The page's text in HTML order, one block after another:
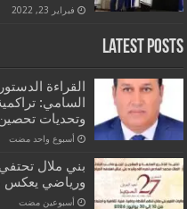
فبراير 23, 2022
Latest Posts
القراءة
السامي:
وتحديات
‏أسبوع واحد مضت
بني ملال
ورياضي يعكس
‏أسبوعين مضت